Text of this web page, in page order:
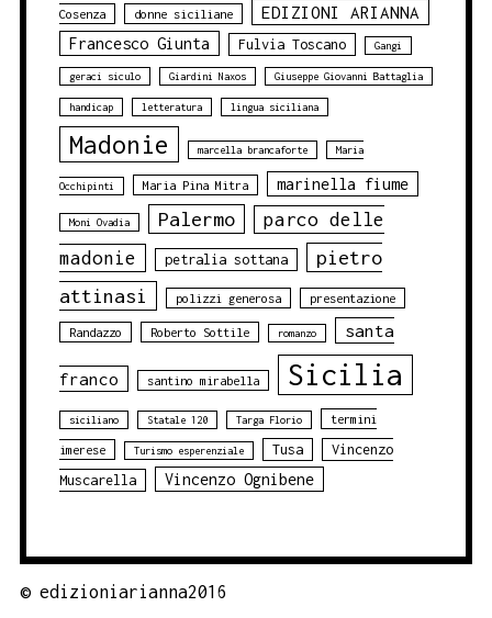
Cosenza donne siciliane EDIZIONI ARIANNA
Francesco Giunta Fulvia Toscano Gangi
geraci siculo Giardini Naxos Giuseppe Giovanni Battaglia
handicap letteratura lingua siciliana
Madonie marcella brancaforte Maria
Occhipinti Maria Pina Mitra marinella fiume
Moni Ovadia Palermo
parco delle
madonie
petralia sottana
pietro
attinasi
polizzi generosa presentazione
Randazzo Roberto Sottile romanzo santa
franco santino mirabella Sicilia
siciliano Statale 120 Targa Florio termini
imerese Turismo esperenziale Tusa
Vincenzo
Muscarella
Vincenzo Ognibene
© edizioniarianna2016